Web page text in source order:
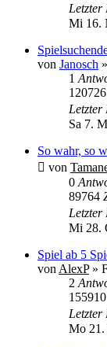
Letzter
Mi 16.
von Janosch
1
120726
Letzter
Sa 7.
So wahr, so
von
0
89764
Letzter
Mi 28.
Spiel ab 5
von AlexP»
2
155910
Letzter
Mo 21.